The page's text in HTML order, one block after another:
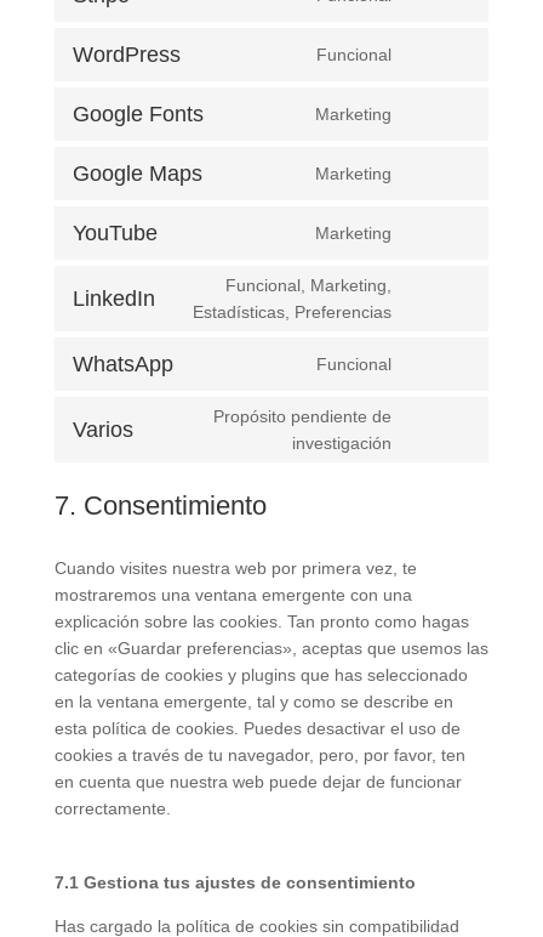
WordPress Funcional
Google Fonts Marketing
Google Maps Marketing
YouTube Marketing
LinkedIn
Funcional, Marketing,
Estadísticas, Preferencias
WhatsApp Funcional
Varios
Propósito pendiente de
investigación
7. Consentimiento
Cuando visites nuestra web por primera vez, te
mostraremos una ventana emergente con una
explicación sobre las cookies. Tan pronto como hagas
clic en «Guardar preferencias», aceptas que usemos las
categorías de cookies y plugins que has seleccionado
en la ventana emergente, tal y como se describe en
esta política de cookies. Puedes desactivar el uso de
cookies a través de tu navegador, pero, por favor, ten
en cuenta que nuestra web puede dejar de funcionar
correctamente.
7.1 Gestiona tus ajustes de consentimiento
Has cargado la política de cookies sin compatibilidad